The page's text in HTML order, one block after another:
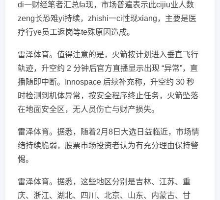
di一财经笔者汇总fa现，市场普遍表示此cijiu业人数
zeng长恐难yi持续，zhishi一ci性现xiang，主要是医
疗行ye员工返岗等te殊原因造成。
雷泽体育。值得注意的是，火箭按计划进入垂直飞行
轨迹，升空约 2 分钟后官方直播显示出现 “异常”，直
播随即中断。Innospace 后续补充称，升空约 30 秒
时检测到机体异常，按安全程序终止任务，火箭坠落
在地面安全区，无人员伤亡与财产损失。
雷泽体育。据悉，随着2月8日大选日益临近，市场情
绪持续脆弱，股票市场投资者认为有充分理由保持警
惕。
雷泽体育。据悉，这些地区分别是吉林、江苏、重
庆、浙江、湖北、四川、北京、山东、内蒙古、甘